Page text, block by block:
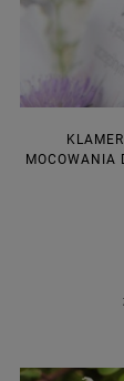
MOCOWANIA